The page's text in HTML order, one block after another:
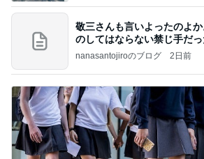
敬三さんも言いよったのよ
のしてはならない禁じ手だ
のよ
nanasantojiroのブログ 2日前